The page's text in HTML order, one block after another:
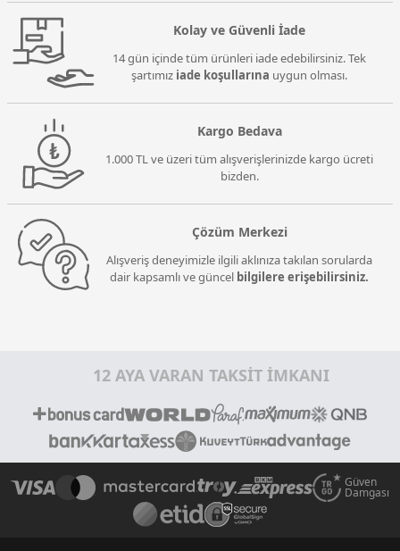
Kolay ve Güvenli İade
14 gün içinde tüm ürünleri iade edebilirsiniz. Tek
şartımız iade koşullarına uygun olması.
Kargo Bedava
1.000 TL ve üzeri tüm alışverişlerinizde kargo ücreti
bizden.
Çözüm Merkezi
Alışveriş deneyimizle ilgili aklınıza takılan sorularda
dair kapsamlı ve güncel bilgilere erişebilirsiniz.
12 AYA VARAN TAKSİT İMKANI
Güven
Damgası